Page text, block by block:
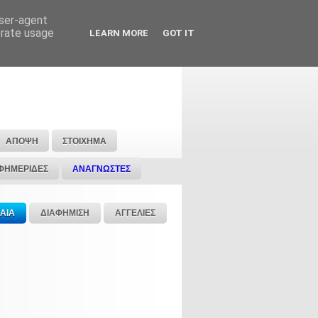
ΑΠΟΨΗ ΣΤΟΙΧΗΜΑ
ΑΝΑΓΝΩΣΤΕΣ
ΔΙΑΦΗΜΙΣΗ ΑΓΓΕΛΙΕΣ
agent
usage
LEARN MORE GOT IT